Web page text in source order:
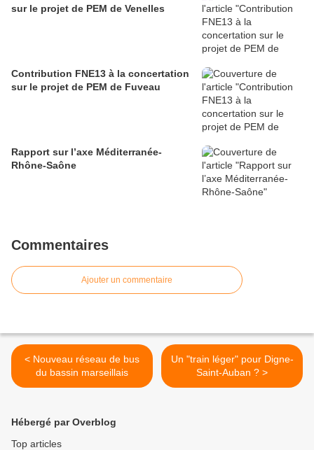
sur le projet de PEM de Venelles
Contribution FNE13 à la concertation
sur le projet de PEM de Fuveau
Rapport sur l’axe Méditerranée-
Rhône-Saône
Commentaires
Ajouter un commentaire
< Nouveau réseau de bus
du bassin marseillais
Un "train léger" pour Digne-
Saint-Auban ? >
Hébergé par Overblog
Top articles